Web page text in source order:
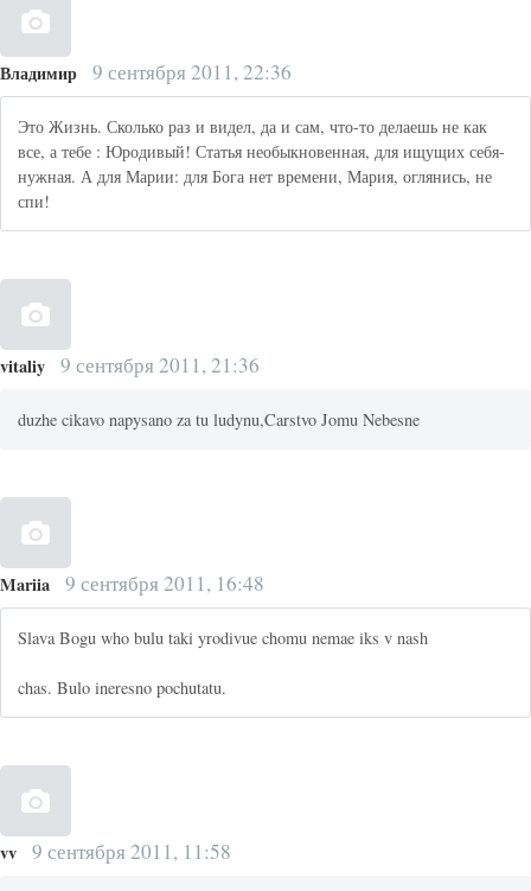
Владимир 9 сентября 2011, 22:36
Это Жизнь. Сколько раз и видел, да и сам, что-то делаешь не как
все, а тебе : Юродивый! Статья необыкновенная, для ищущих себя-
нужная. А для Марии: для Бога нет времени, Мария, оглянись, не
спи!
vitaliy 9 сентября 2011, 21:36
duzhe cikavo napysano za tu ludynu,Carstvo Jomu Nebesne
Mariia 9 сентября 2011, 16:48
Slava Bogu who bulu taki yrodivue chomu nemae iks v nash
chas. Bulo ineresno pochutatu.
vv 9 сентября 2011, 11:58